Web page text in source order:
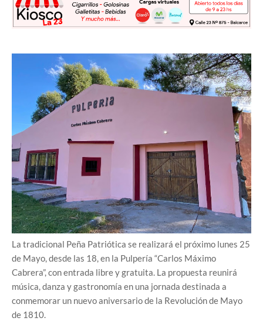
La tradicional Peña Patriótica se realizará el próximo lunes 25
de Mayo, desde las 18, en la Pulpería “Carlos Máximo
Cabrera”, con entrada libre y gratuita. La propuesta reunirá
música, danza y gastronomía en una jornada destinada a
conmemorar un nuevo aniversario de la Revolución de Mayo
de 1810.